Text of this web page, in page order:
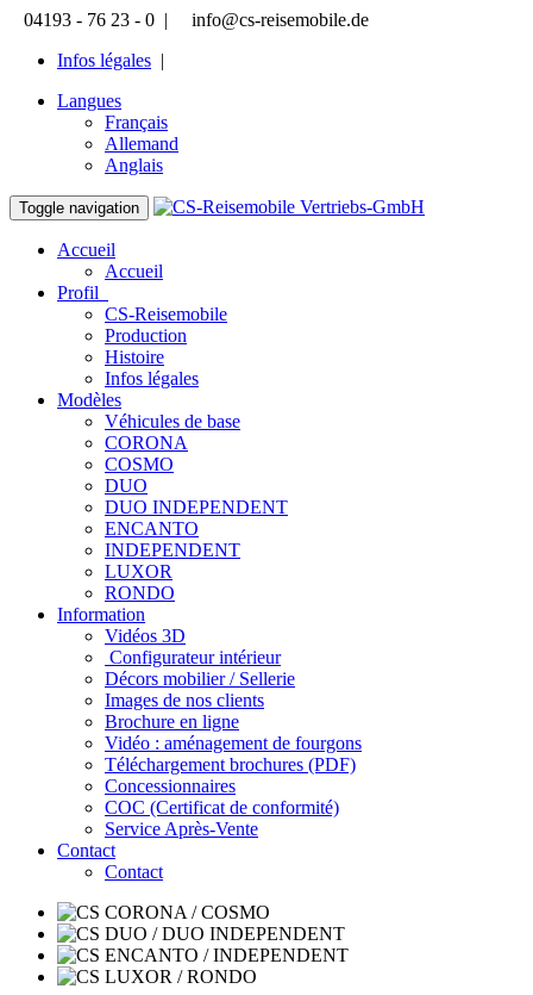
04193 - 76 23 - 0 |
info@cs-reisemobile.de
Infos légales |
Langues
Français
Allemand
Anglais
Toggle navigation
Accueil
Accueil
Profil
CS-Reisemobile
Production
Histoire
Infos légales
Modèles
Véhicules de base
CORONA
COSMO
DUO
DUO INDEPENDENT
ENCANTO
INDEPENDENT
LUXOR
RONDO
Information
Vidéos 3D
Configurateur intérieur
Décors mobilier / Sellerie
Images de nos clients
Brochure en ligne
Vidéo : aménagement de fourgons
Téléchargement brochures (PDF)
Concessionnaires
COC (Certificat de conformité)
Service Après-Vente
Contact
Contact